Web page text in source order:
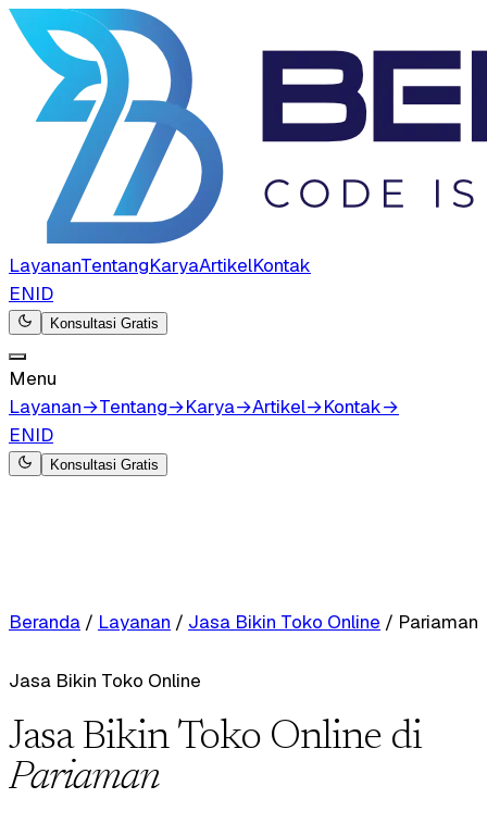
LayananTentangKaryaArtikelKontak
ENID
Konsultasi Gratis
Menu
Layanan→Tentang→Karya→Artikel→Kontak→
ENID
Konsultasi Gratis
Beranda / Layanan / Jasa Bikin Toko Online / Pariaman
Jasa Bikin Toko Online
Jasa Bikin Toko Online di
Pariaman